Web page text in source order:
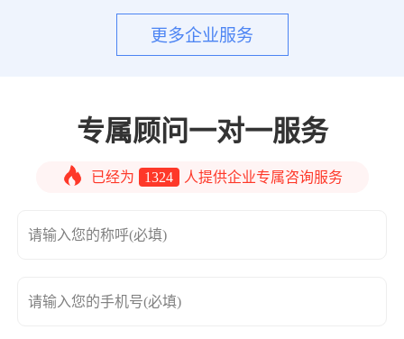
更多企业服务
专属顾问一对一服务
已经为 1324 人提供企业专属咨询服务
请输入您的称呼(必填)
请输入您的手机号(必填)